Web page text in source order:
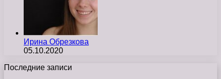
Ирина Обрезкова
05.10.2020
Последние записи